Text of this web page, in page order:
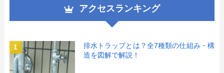
アクセスランキング
1
排水トラップとは？全7種類の仕組み・構
造を図解で解説！